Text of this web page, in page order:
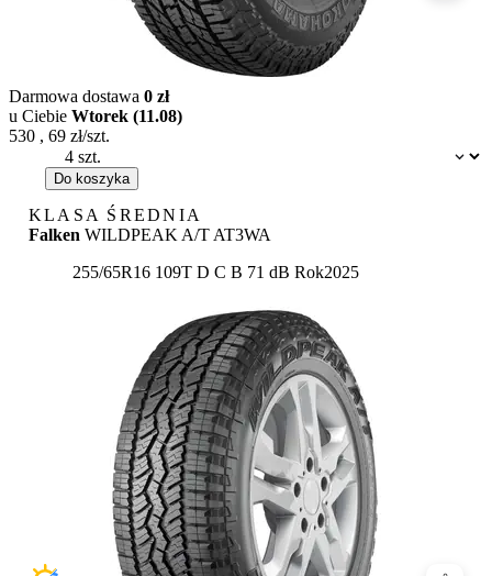
Dostępność:
Darmowa dostawa 0 zł
u Ciebie Wtorek (11.08)
530 , 69 zł/szt.
Do koszyka
KLASA ŚREDNIA
Falken WILDPEAK A/T AT3WA
255/65R16 109T Etykieta:
D C B 71 dB Rok2025